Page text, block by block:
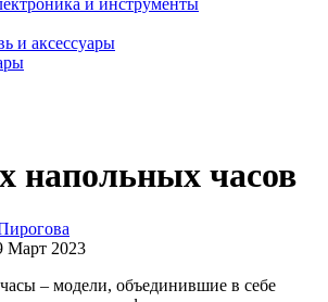
и аксессуары
напольных часов
Март 2023
– модели, объединившие в себе